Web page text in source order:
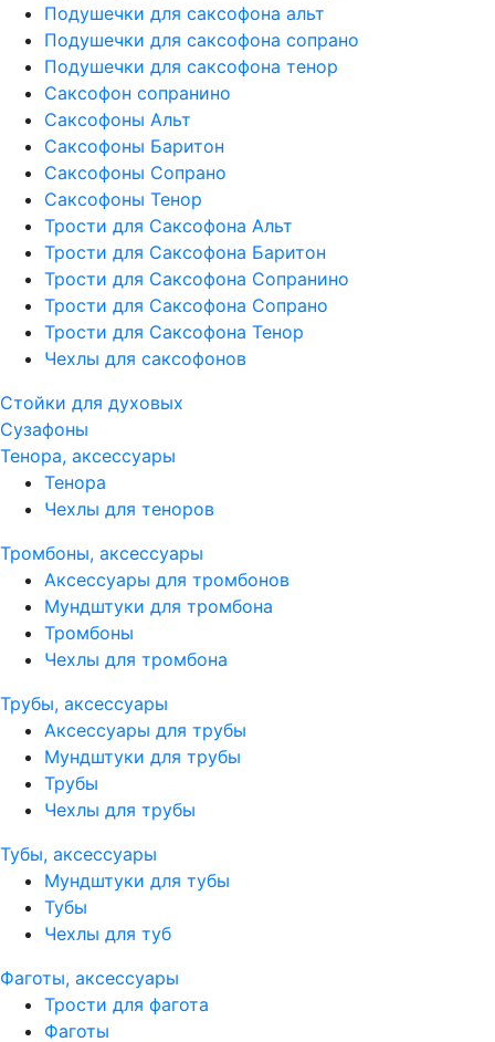
Подушечки для саксофона альт
Подушечки для саксофона сопрано
Подушечки для саксофона тенор
Саксофон сопранино
Саксофоны Альт
Саксофоны Баритон
Саксофоны Сопрано
Саксофоны Тенор
Трости для Саксофона Альт
Трости для Саксофона Баритон
Трости для Саксофона Сопранино
Трости для Саксофона Сопрано
Трости для Саксофона Тенор
Чехлы для саксофонов
Стойки для духовых
Сузафоны
Тенора, аксессуары
Тенора
Чехлы для теноров
Тромбоны, аксессуары
Аксессуары для тромбонов
Мундштуки для тромбона
Тромбоны
Чехлы для тромбона
Трубы, аксессуары
Аксессуары для трубы
Мундштуки для трубы
Трубы
Чехлы для трубы
Тубы, аксессуары
Мундштуки для тубы
Тубы
Чехлы для туб
Фаготы, аксессуары
Трости для фагота
Фаготы